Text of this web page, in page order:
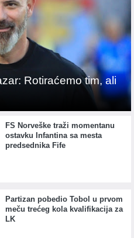
Rotiraćemo tim, ali
FS Norveške traži momentanu
ostavku Infantina sa mesta
predsednika Fife
Partizan pobedio Tobol u prvom
meču trećeg kola kvalifikacija za
LK